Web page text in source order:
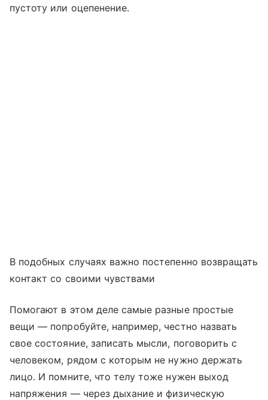
пустоту или оцепенение.
В подобных случаях важно постепенно возвращать
контакт со своими чувствами
Помогают в этом деле самые разные простые
вещи — попробуйте, например, честно назвать
свое состояние, записать мысли, поговорить с
человеком, рядом с которым не нужно держать
лицо. И помните, что телу тоже нужен выход
напряжения — через дыхание и физическую